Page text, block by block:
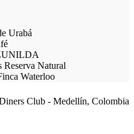
Club - Medellín, Colombia